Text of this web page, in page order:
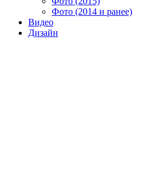
Фото (2014 и ранее)
Видео
Дизайн